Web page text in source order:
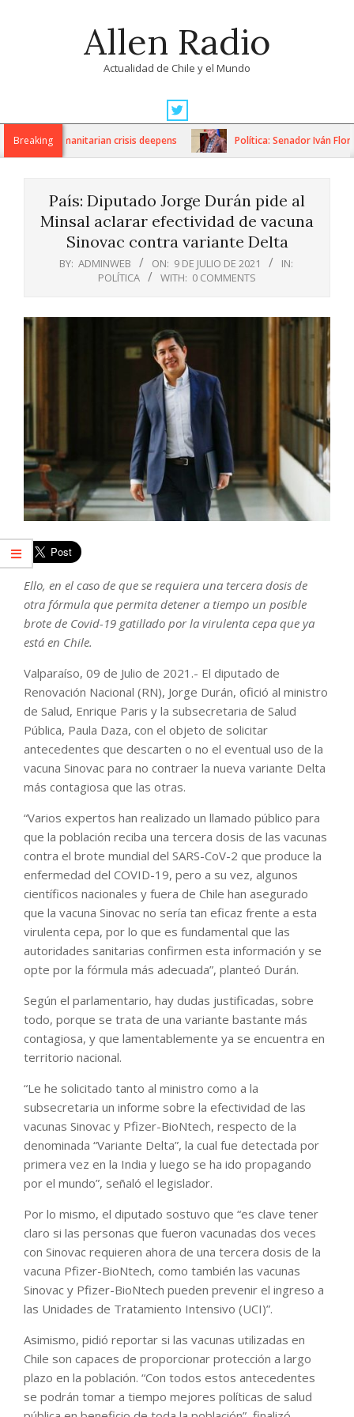
Allen Radio
Actualidad de Chile y el Mundo
Navigation
MenuBreaking
as humanitarian crisis deepens Política: Senador Iván Flores
País: Diputado Jorge Durán pide al
Minsal aclarar efectividad de vacuna
Sinovac contra variante Delta
BY: ADMINWEB ON: 9 DE JULIO DE 2021
IN:
POLÍTICA
WITH: 0 COMMENTS
Ello, en el caso de que se requiera una tercera dosis de
otra fórmula que permita detener a tiempo un posible
brote de Covid-19 gatillado por la virulenta cepa que ya
está en Chile.
Valparaíso, 09 de Julio de 2021.- El diputado de
Renovación Nacional (RN), Jorge Durán, ofició al ministro
de Salud, Enrique Paris y la subsecretaria de Salud
Pública, Paula Daza, con el objeto de solicitar
antecedentes que descarten o no el eventual uso de la
vacuna Sinovac para no contraer la nueva variante Delta
más contagiosa que las otras.
“Varios expertos han realizado un llamado público para
que la población reciba una tercera dosis de las vacunas
contra el brote mundial del SARS-CoV-2 que produce la
enfermedad del COVID-19, pero a su vez, algunos
científicos nacionales y fuera de Chile han asegurado
que la vacuna Sinovac no sería tan eficaz frente a esta
virulenta cepa, por lo que es fundamental que las
autoridades sanitarias confirmen esta información y se
opte por la fórmula más adecuada”, planteó Durán.
Según el parlamentario, hay dudas justificadas, sobre
todo, porque se trata de una variante bastante más
contagiosa, y que lamentablemente ya se encuentra en
territorio nacional.
“Le he solicitado tanto al ministro como a la
subsecretaria un informe sobre la efectividad de las
vacunas Sinovac y Pfizer-BioNtech, respecto de la
denominada “Variante Delta”, la cual fue detectada por
primera vez en la India y luego se ha ido propagando
por el mundo”, señaló el legislador.
Por lo mismo, el diputado sostuvo que “es clave tener
claro si las personas que fueron vacunadas dos veces
con Sinovac requieren ahora de una tercera dosis de la
vacuna Pfizer-BioNtech, como también las vacunas
Sinovac y Pfizer-BioNtech pueden prevenir el ingreso a
las Unidades de Tratamiento Intensivo (UCI)”.
Asimismo, pidió reportar si las vacunas utilizadas en
Chile son capaces de proporcionar protección a largo
plazo en la población. “Con todos estos antecedentes
se podrán tomar a tiempo mejores políticas de salud